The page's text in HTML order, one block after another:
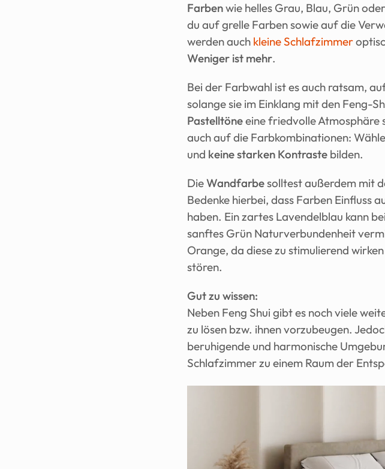
Farben wie helles Grau, Blau, Grün
du auf grelle Farben sowie auf die
werden auch kleine Schlafzimmer
Weniger ist mehr.
Bei der Farbwahl ist es auch ratsam,
solange sie im Einklang mit den Feng-
Pastelltöne eine friedvolle Atmosphäre
auch auf die Farbkombinationen:
und keine starken Kontraste bilden.
Die Wandfarbe solltest außerdem mit
Bedenke hierbei, dass Farben Einfluss
haben. Ein zartes Lavendelblau kann
sanftes Grün Naturverbundenheit
Orange, da diese zu stimulierend
stören.
Gut zu wissen:
Neben Feng Shui gibt es noch viele
zu lösen bzw. ihnen vorzubeugen.
beruhigende und harmonische
Schlafzimmer zu einem Raum der